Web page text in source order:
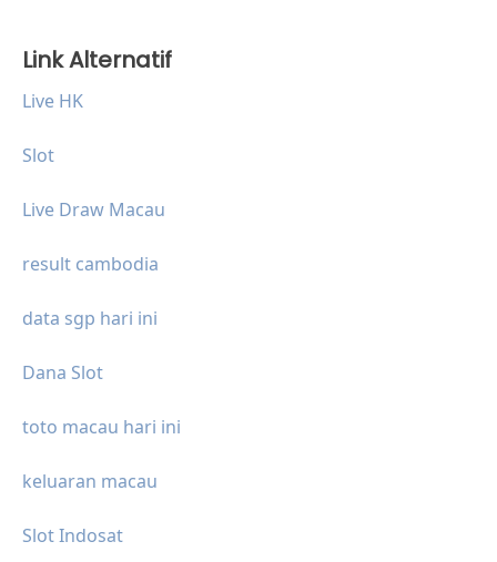
Link Alternatif
Live HK
Slot
Live Draw Macau
result cambodia
data sgp hari ini
Dana Slot
toto macau hari ini
keluaran macau
Slot Indosat